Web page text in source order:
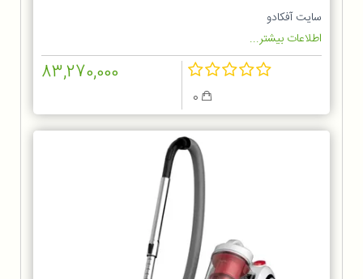
سایت آفکادو
اطلاعات بیشتر...
83,270,000